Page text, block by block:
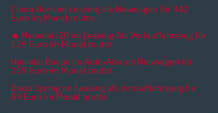
Cupra Born im Leasing als Neuwagen für 342
Euro im Monat brutto
🔥 Hyundai i20 im Leasing Als Vorlauffahrzeug für
129 Euro im Monat brutto
Hyundai Bayon im Auto-Abo als Neuwagen für
259 Euro im Monat brutto
Dacia Spring im Leasing als Vorlauffahrzeug für
89 Euro im Monat brutto